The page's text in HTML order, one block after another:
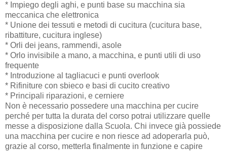
* Impiego degli aghi, e punti base su macchina sia
meccanica che elettronica
* Unione dei tessuti e metodi di cucitura (cucitura base,
ribattiture, cucitura inglese)
* Orli dei jeans, rammendi, asole
* Orlo invisibile a mano, a macchina, e punti utili di uso
frequente
* Introduzione al tagliacuci e punti overlook
* Rifiniture con sbieco e basi di cucito creativo
* Principali riparazioni, e cerniere
Non è necessario possedere una macchina per cucire
perché per tutta la durata del corso potrai utilizzare quelle
messe a disposizione dalla Scuola. Chi invece già possiede
una macchina per cucire e non riesce ad adoperarla può,
grazie al corso, metterla finalmente in funzione e capire